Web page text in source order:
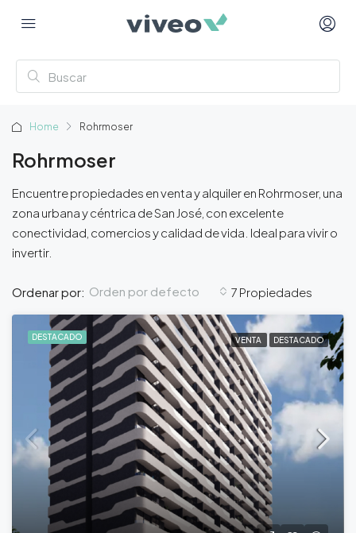
Home Rohrmoser
Rohrmoser
Encuentre propiedades en venta y alquiler en Rohrmoser, una
zona urbana y céntrica de San José, con excelente
conectividad, comercios y calidad de vida. Ideal para vivir o
invertir.
7 Propiedades
Ordenar por: Orden por defecto
DESTACADO VENTA DESTACADO